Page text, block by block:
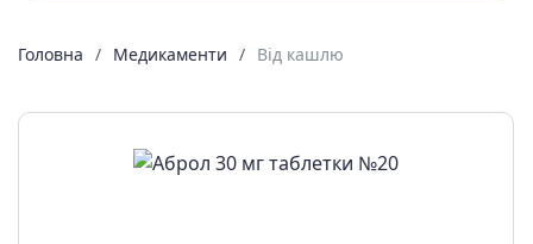
Головна Медикаменти Від кашлю